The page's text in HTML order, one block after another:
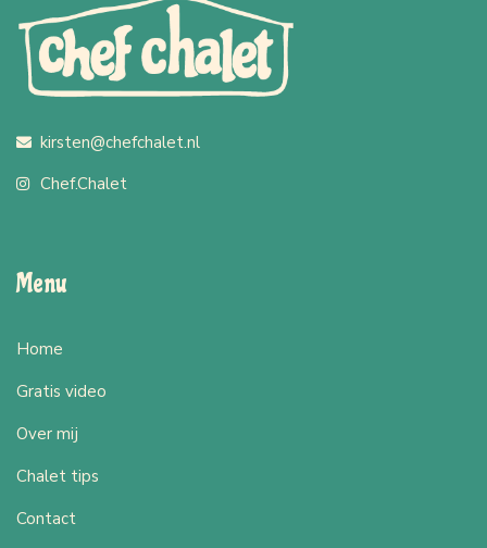
kirsten@chefchalet.nl
Chef.Chalet
Menu
Home
Gratis video
Over mij
Chalet tips
Contact